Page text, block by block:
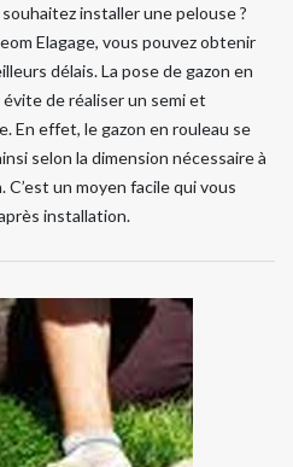
installer une pelouse ?
Elagage, vous pouvez obtenir
délais. La pose de gazon en
de réaliser un semi et
En effet, le gazon en rouleau se
selon la dimension nécessaire à
un moyen facile qui vous
installation.